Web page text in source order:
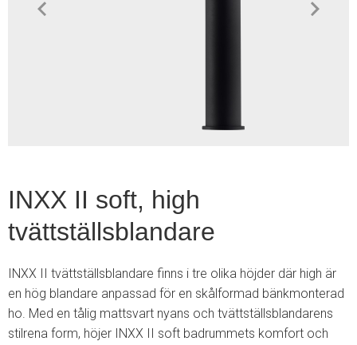
INXX II soft, high
tvättställsblandare
INXX II tvättställsblandare finns i tre olika höjder där high är
en hög blandare anpassad för en skålformad bänkmonterad
ho. Med en tålig mattsvart nyans och tvättställsblandarens
stilrena form, höjer INXX II soft badrummets komfort och